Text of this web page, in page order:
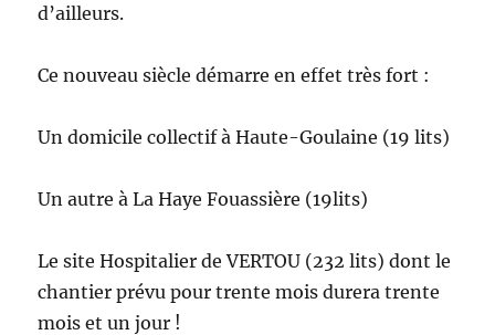
d’ailleurs.
Ce nouveau siècle démarre en effet très fort :
Un domicile collectif à Haute-Goulaine (19 lits)
Un autre à La Haye Fouassière (19lits)
Le site Hospitalier de VERTOU (232 lits) dont le
chantier prévu pour trente mois durera trente
mois et un jour !